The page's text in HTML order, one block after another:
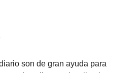
son de gran ayuda para